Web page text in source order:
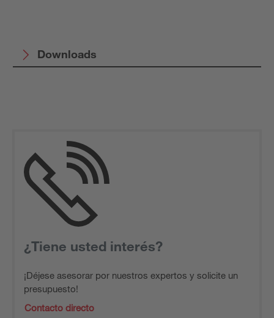
Downloads
¿Tiene usted interés?
¡Déjese asesorar por nuestros expertos y solicite un
presupuesto!
Contacto directo